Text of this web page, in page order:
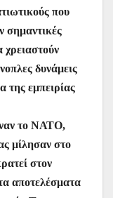
που
σημαντικές
χρειαστούν
δυνάμεις
της εμπειρίας
το ΝΑΤΟ,
μίλησαν στο
στον
αποτελέσματα